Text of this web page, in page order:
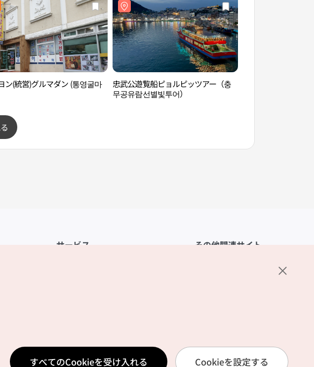
ン(統営)グルマダン (통영굴마
忠武公遊覧船ピョルピッツアー（충
무공유람선별빛투어）
籍
サービス
位置情報サービス利用規約
個人位置情報取扱いポリシー
その他関連サイト
すべてのCookieを受け入れる Cookieを設定する